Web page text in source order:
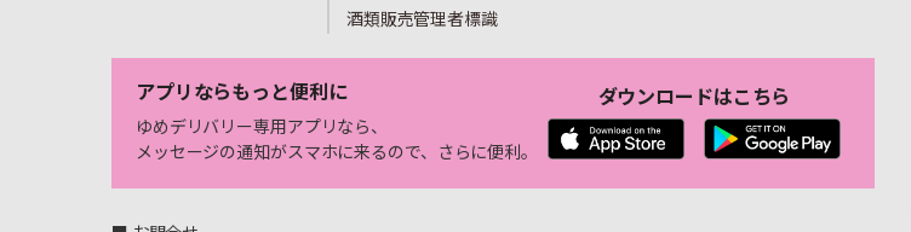
酒類販売管理者標識
アプリならもっと便利に
ゆめデリバリー専用アプリなら、
メッセージの通知がスマホに来るので、さらに便利。
ダウンロードはこちら